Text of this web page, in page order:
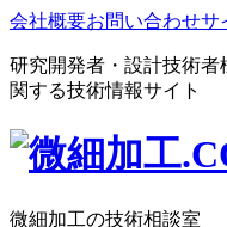
会社概要お問い合わせサ
研究開発者・設計技術者
関する技術情報サイト
微細加工の技術相談室